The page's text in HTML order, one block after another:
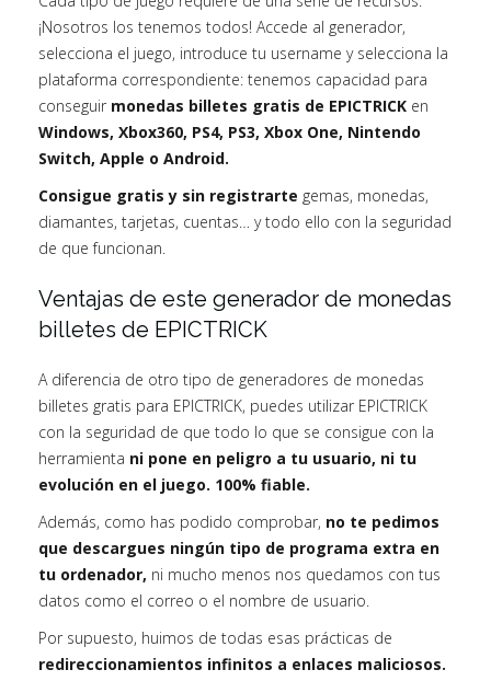
¡Nosotros los tenemos todos! Accede al generador,
selecciona el juego, introduce tu username y selecciona la
plataforma correspondiente: tenemos capacidad para
conseguir monedas billetes gratis de EPICTRICK en
Windows, Xbox360, PS4, PS3, Xbox One, Nintendo
Switch, Apple o Android.
Consigue gratis y sin registrarte gemas, monedas,
diamantes, tarjetas, cuentas… y todo ello con la seguridad
de que funcionan.
Ventajas de este generador de monedas
billetes de EPICTRICK
A diferencia de otro tipo de generadores de monedas
billetes gratis para EPICTRICK, puedes utilizar EPICTRICK
con la seguridad de que todo lo que se consigue con la
herramienta ni pone en peligro a tu usuario, ni tu
evolución en el juego. 100% fiable.
Además, como has podido comprobar, no te pedimos
que descargues ningún tipo de programa extra en
tu ordenador, ni mucho menos nos quedamos con tus
datos como el correo o el nombre de usuario.
Por supuesto, huimos de todas esas prácticas de
redireccionamientos infinitos a enlaces maliciosos.